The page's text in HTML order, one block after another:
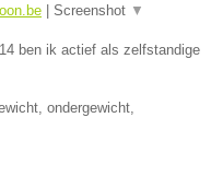
Screenshot ▼
ben ik actief als zelfstandige
ondergewicht,